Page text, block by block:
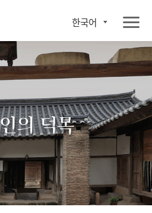
한국어
의 덕목